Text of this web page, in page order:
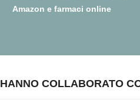
Amazon e farmaci online
HANNO COLLABORATO